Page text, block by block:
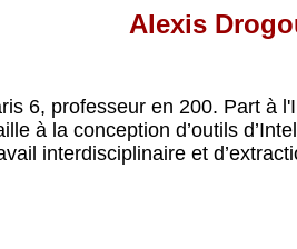
Alexis
6, professeur en 200. Part à
à la conception d’outils
interdisciplinaire et